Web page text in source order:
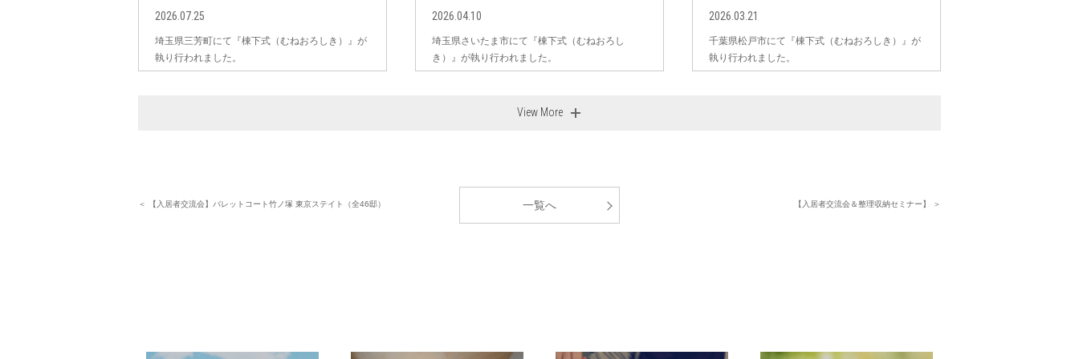
2026.07.25
埼玉県三芳町にて『棟下式（むねおろしき）』が
執り行われました。
2026.04.10
埼玉県さいたま市にて『棟下式（むねおろし
き）』が執り行われました。
2026.03.21
千葉県松戸市にて『棟下式（むねおろしき）』が
執り行われました。
View More
＜ 【入居者交流会】パレットコート竹ノ塚 東京ステイト（全46邸） 【入居者交流会＆整理収納セミナー】 ＞
一覧へ